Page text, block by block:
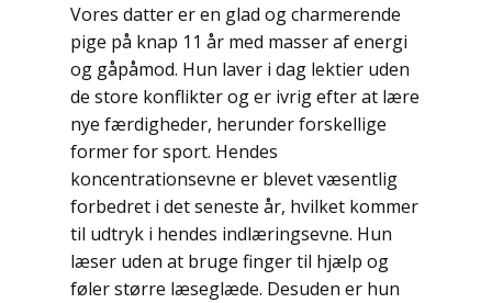
Vores datter er en glad og charmerende
pige på knap 11 år med masser af energi
og gåpåmod. Hun laver i dag lektier uden
de store konflikter og er ivrig efter at lære
nye færdigheder, herunder forskellige
former for sport. Hendes
koncentrationsevne er blevet væsentlig
forbedret i det seneste år, hvilket kommer
til udtryk i hendes indlæringsevne. Hun
læser uden at bruge finger til hjælp og
føler større læseglæde. Desuden er hun